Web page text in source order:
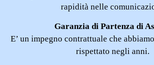
rapidità nelle
Garanzia di Partenza di
E’ un impegno contrattuale che
rispettato negli anni.